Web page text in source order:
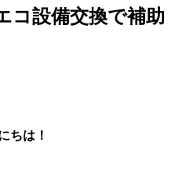
コ設備交換で補助
ちは！